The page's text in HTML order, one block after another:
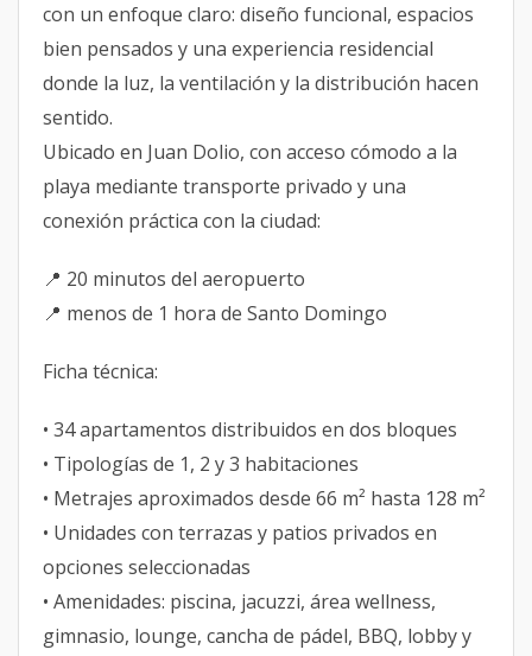
con un enfoque claro: diseño funcional, espacios
bien pensados y una experiencia residencial
donde la luz, la ventilación y la distribución hacen
sentido.
Ubicado en Juan Dolio, con acceso cómodo a la
playa mediante transporte privado y una
conexión práctica con la ciudad:
📍 20 minutos del aeropuerto
📍 menos de 1 hora de Santo Domingo
Ficha técnica:
• 34 apartamentos distribuidos en dos bloques
• Tipologías de 1, 2 y 3 habitaciones
• Metrajes aproximados desde 66 m² hasta 128 m²
• Unidades con terrazas y patios privados en
opciones seleccionadas
• Amenidades: piscina, jacuzzi, área wellness,
gimnasio, lounge, cancha de pádel, BBQ, lobby y